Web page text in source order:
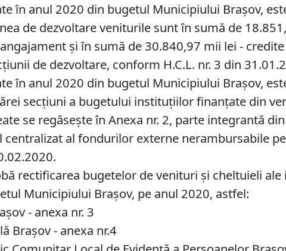
în anul 2020 din bugetul Municipiului Braşov,
de dezvoltare veniturile sunt în sumă de
și în sumă de 30.840,97 mii lei -
de dezvoltare, conform H.C.L. nr. 3 din
în anul 2020 din bugetul Municipiului Braşov,
secţiuni a bugetului instituţiilor finanţate din
se regăseşte în Anexa nr. 2, parte integrantă
centralizat al fondurilor externe nerambursabile
rectificarea bugetelor de venituri şi cheltuieli
Municipiului Braşov, pe anul 2020, astfel:
- anexa nr. 3
Brașov - anexa nr.4